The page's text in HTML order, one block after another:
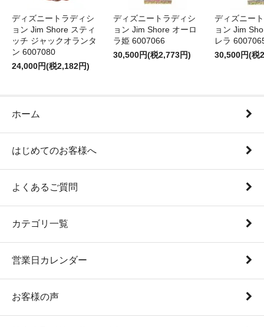
ディズニートラディシ
ョン Jim Shore スティ
ッチ ジャックオランタ
ン 6007080
24,000円(税2,182円)
ディズニートラディシ
ョン Jim Shore オーロ
ラ姫 6007066
30,500円(税2,773円)
ディズニー
ョン Jim
レラ
30,500円(税
ホーム
はじめてのお客様へ
よくあるご質問
カテゴリ一覧
営業日カレンダー
お客様の声